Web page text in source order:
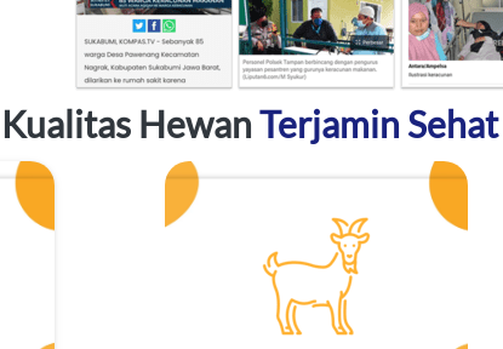
Kualitas Hewan Terjamin